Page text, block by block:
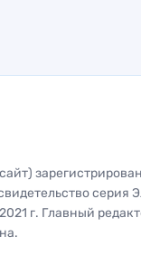
серия
г. Главный